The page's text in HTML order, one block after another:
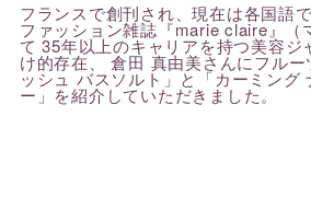
フランスで創刊され、現在は各国語
ファッション雑誌『marie claire』（
て 35年以上のキャリアを持つ美容ジ
け的存在、 倉田 真由美さんにフル
ッシュ バスソルト」と「カーミング
ー」を紹介していた